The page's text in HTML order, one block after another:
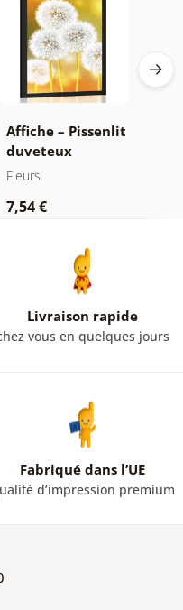
Affiche – Pissenlit
duveteux
Fleurs
7,54 €
Livraison rapide
vous en quelques jours
Fabriqué dans l’UE
d’impression premium